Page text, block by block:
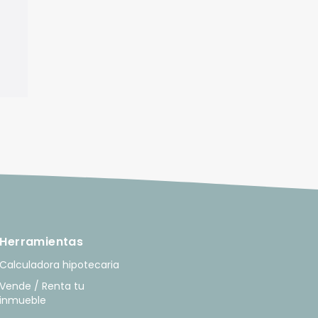
Herramientas
Calculadora hipotecaria
Vende / Renta tu
inmueble